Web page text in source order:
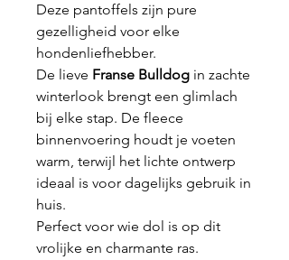
Deze pantoffels zijn pure
gezelligheid voor elke
hondenliefhebber.
De lieve Franse Bulldog in zachte
winterlook brengt een glimlach
bij elke stap. De fleece
binnenvoering houdt je voeten
warm, terwijl het lichte ontwerp
ideaal is voor dagelijks gebruik in
huis.
Perfect voor wie dol is op dit
vrolijke en charmante ras.